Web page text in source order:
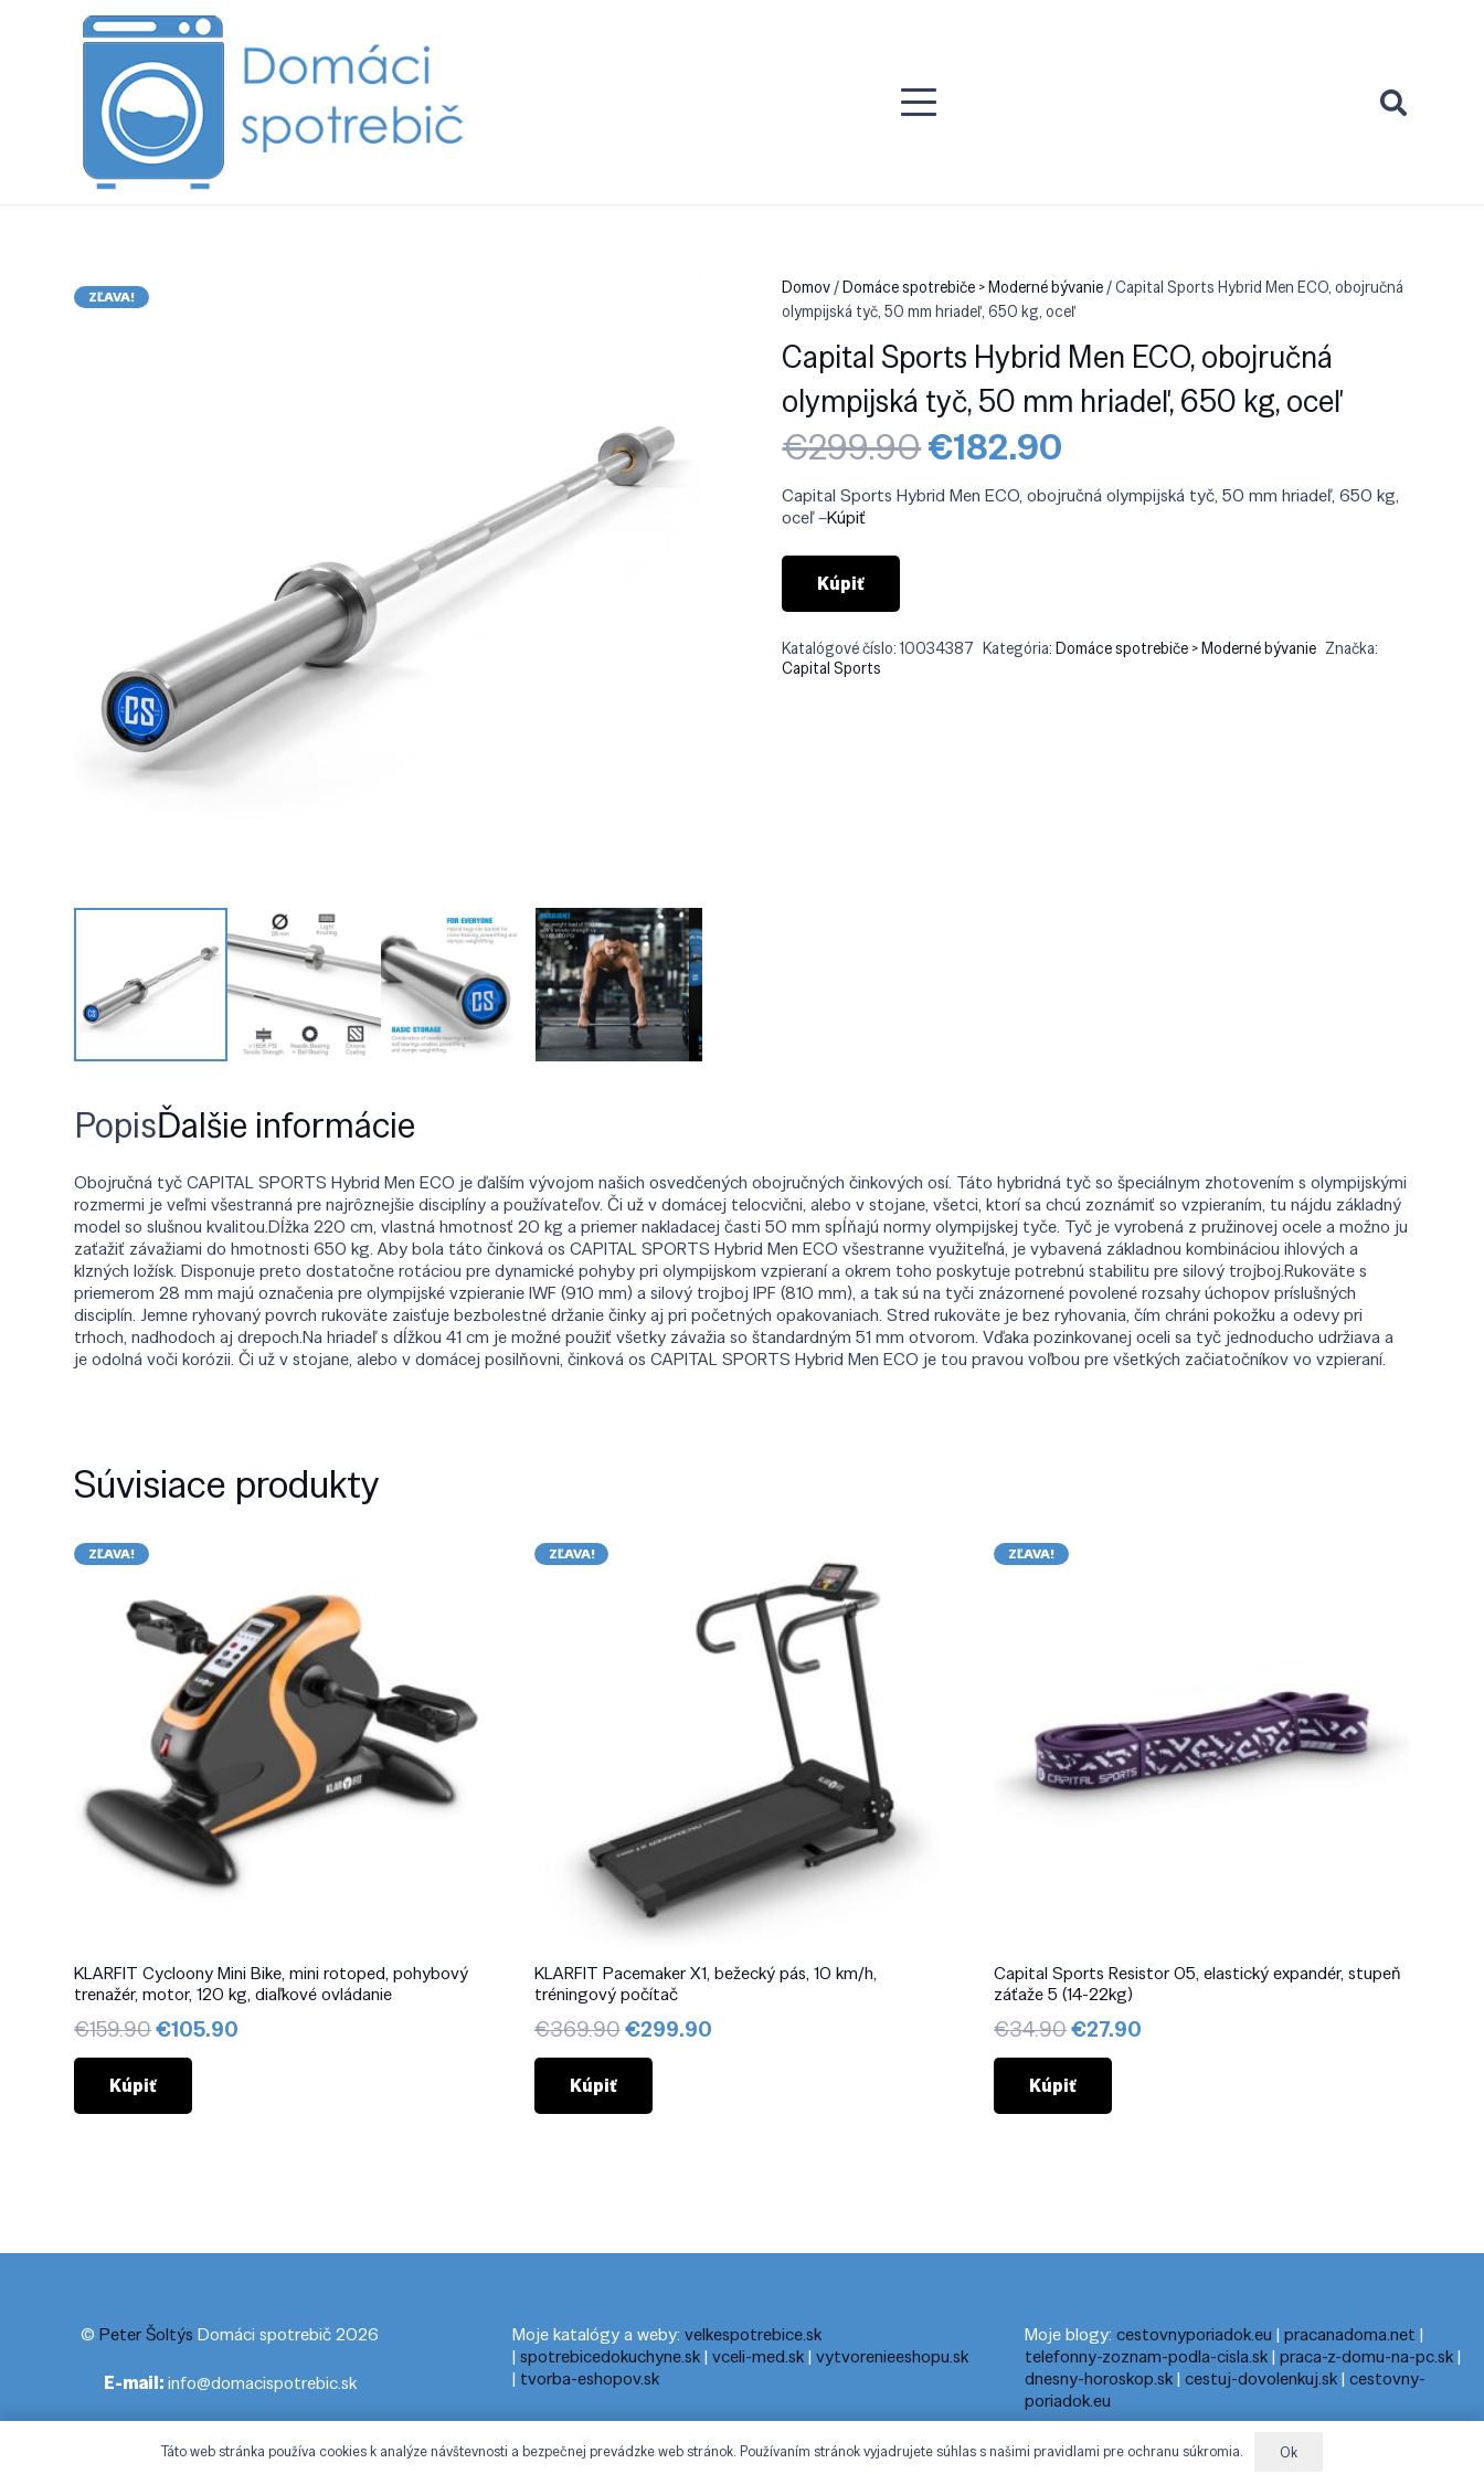
ZĽAVA! Domov/Domáce spotrebiče > Moderné bývanie/ Capital Sports Hybrid Men ECO, obojručná
olympijská tyč, 50 mm hriadeľ, 650 kg, oceľ
Capital Sports Hybrid Men ECO, obojručná
olympijská tyč, 50 mm hriadeľ, 650 kg, oceľ
€299.90Pôvodná
cena
bola:
€299.90.
€182.90
je:
€182.90.
Capital Sports Hybrid Men ECO, obojručná olympijská tyč, 50 mm hriadeľ, 650 kg,
oceľ –Kúpiť
Kúpiť
Katalógové číslo:10034387 Kategória:Domáce spotrebiče > Moderné bývanie Značka:
Capital Sports
PopisĎalšie informácie
Obojručná tyč CAPITAL SPORTS Hybrid Men ECO je ďalším vývojom našich osvedčených obojručných činkových osí. Táto hybridná tyč so špeciálnym zhotovením s olympijskými
rozmermi je veľmi všestranná pre najrôznejšie disciplíny a používateľov. Či už v domácej telocvični, alebo v stojane, všetci, ktorí sa chcú zoznámiť so vzpieraním, tu nájdu základný
model so slušnou kvalitou.Dĺžka 220 cm, vlastná hmotnosť 20 kg a priemer nakladacej časti 50 mm spĺňajú normy olympijskej tyče. Tyč je vyrobená z pružinovej ocele a možno ju
zaťažiť závažiami do hmotnosti 650 kg. Aby bola táto činková os CAPITAL SPORTS Hybrid Men ECO všestranne využiteľná, je vybavená základnou kombináciou ihlových a
klzných ložísk. Disponuje preto dostatočne rotáciou pre dynamické pohyby pri olympijskom vzpieraní a okrem toho poskytuje potrebnú stabilitu pre silový trojboj.Rukoväte s
priemerom 28 mm majú označenia pre olympijské vzpieranie IWF (910 mm) a silový trojboj IPF (810 mm), a tak sú na tyči znázornené povolené rozsahy úchopov príslušných
disciplín. Jemne ryhovaný povrch rukoväte zaisťuje bezbolestné držanie činky aj pri početných opakovaniach. Stred rukoväte je bez ryhovania, čím chráni pokožku a odevy pri
trhoch, nadhodoch aj drepoch.Na hriadeľ s dĺžkou 41 cm je možné použiť všetky závažia so štandardným 51 mm otvorom. Vďaka pozinkovanej oceli sa tyč jednoducho udržiava a
je odolná voči korózii. Či už v stojane, alebo v domácej posilňovni, činková os CAPITAL SPORTS Hybrid Men ECO je tou pravou voľbou pre všetkých začiatočníkov vo vzpieraní.
Súvisiace produkty
ZĽAVA!
KLARFIT Cycloony Mini Bike, mini rotoped, pohybový
trenažér, motor, 120 kg, diaľkové ovládanie
€159.90Pôvodná
cena
bola:
€159.90.
€105.90
Kúpiť
ZĽAVA!
KLARFIT Pacemaker X1, bežecký pás, 10 km/h,
tréningový počítač
€369.90Pôvodná
cena
€369.90.
€299.90Aktuálna
Kúpiť
ZĽAVA!
Capital Sports Resistor 05, elastický expandér, stupeň
záťaže 5 (14-22kg)
€34.90Pôvodná
cena
bola:
€34.90.
€27.90
Kúpiť
© Peter Šoltýs Domáci spotrebič 2026
E-mail:info@domacispotrebic.sk
Moje katalógy a weby: velkespotrebice.sk
| spotrebicedokuchyne.sk| vceli-med.sk| vytvorenieeshopu.sk
| tvorba-eshopov.sk
Moje blogy: cestovnyporiadok.eu | pracanadoma.net |
telefonny-zoznam-podla-cisla.sk| praca-z-domu-na-pc.sk|
dnesny-horoskop.sk| cestuj-dovolenkuj.sk| cestovny-
poriadok.eu
Táto web stránka používa cookies k analýze návštevnosti a bezpečnej prevádzke web stránok. Používaním stránok vyjadrujete súhlas s našimi pravidlami pre ochranu súkromia. Ok